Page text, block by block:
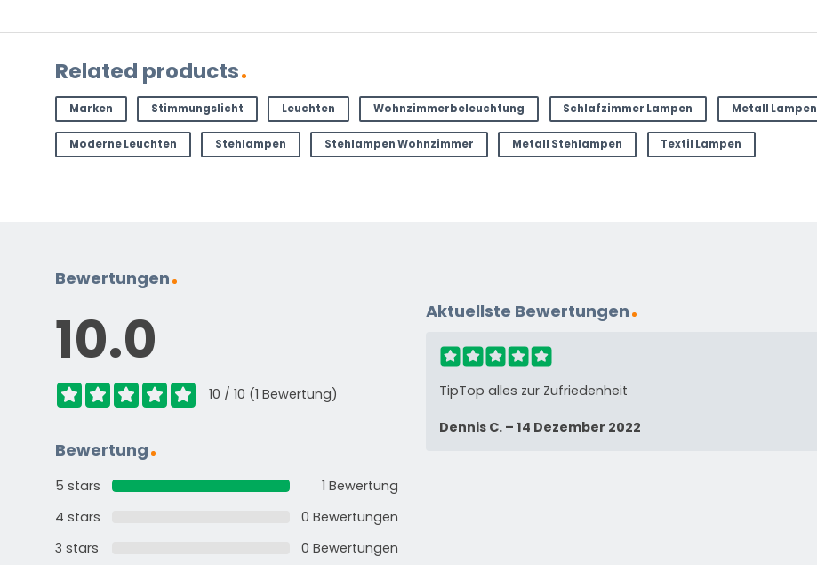
(erforderlich)
Welche
Frage
haben
Sie
Anleitung in verschiedenen Sprachen
Energieetikett
HAST DU EINE FRAGE?
Related products
Marken Stimmungslicht Leuchten Wohnzimmerbeleuchtung Schlafzimmer Lampen Metall Lampen
Moderne Leuchten Stehlampen Stehlampen Wohnzimmer Metall Stehlampen Textil Lampen
Bewertungen
10.0
10 / 10 (1 Bewertung)
Bewertung
5 stars
1 Bewertung
4 stars
0 Bewertungen
3 stars
0 Bewertungen
Aktuellste Bewertungen
TipTop alles zur Zufriedenheit
Dennis C. – 14 Dezember 2022